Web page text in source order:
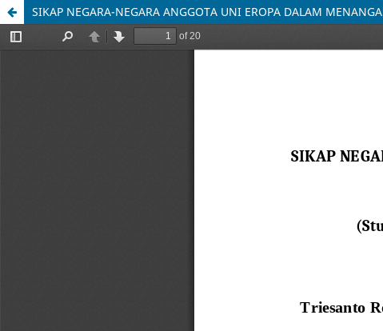
SIKAP NEGARA-NEGARA ANGGOTA UNI EROPA DALAM